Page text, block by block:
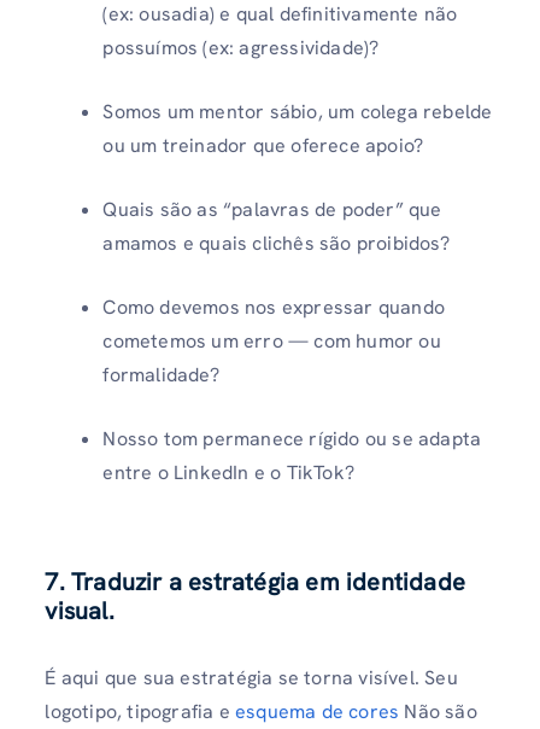
(ex: ousadia) e qual definitivamente não
possuímos (ex: agressividade)?
Somos um mentor sábio, um colega rebelde
ou um treinador que oferece apoio?
Quais são as “palavras de poder” que
amamos e quais clichês são proibidos?
Como devemos nos expressar quando
cometemos um erro — com humor ou
formalidade?
Nosso tom permanece rígido ou se adapta
entre o LinkedIn e o TikTok?
7. Traduzir a estratégia em identidade
visual.
É aqui que sua estratégia se torna visível. Seu
logotipo, tipografia e esquema de cores Não são